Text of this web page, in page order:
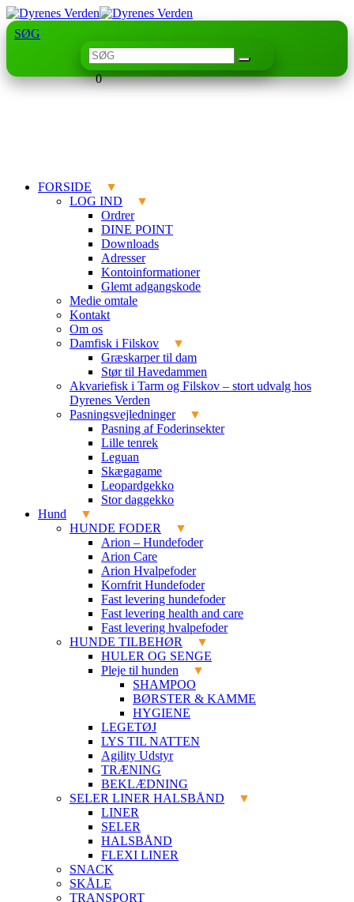
SØG
0
FORSIDE
LOG IND
Ordrer
DINE POINT
Downloads
Adresser
Kontoinformationer
Glemt adgangskode
Medie omtale
Kontakt
Om os
Damfisk i Filskov
Græskarper til dam
Stør til Havedammen
Akvariefisk i Tarm og Filskov – stort udvalg hos
Dyrenes Verden
Pasningsvejledninger
Pasning af Foderinsekter
Lille tenrek
Leguan
Skægagame
Leopardgekko
Stor daggekko
Hund
HUNDE FODER
Arion – Hundefoder
Arion Care
Arion Hvalpefoder
Kornfrit Hundefoder
Fast levering hundefoder
Fast levering health and care
Fast levering hvalpefoder
HUNDE TILBEHØR
HULER OG SENGE
Pleje til hunden
SHAMPOO
BØRSTER & KAMME
HYGIENE
LEGETØJ
LYS TIL NATTEN
Agility Udstyr
TRÆNING
BEKLÆDNING
SELER LINER HALSBÅND
LINER
SELER
HALSBÅND
FLEXI LINER
SNACK
SKÅLE
TRANSPORT